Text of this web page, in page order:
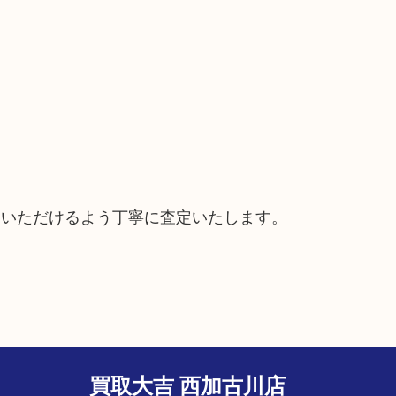
ただけるよう丁寧に査定いたします。
買取大吉 西加古川店